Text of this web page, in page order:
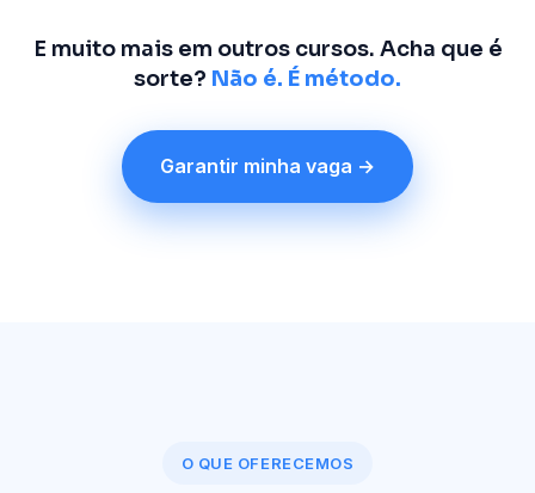
E muito mais em outros cursos. Acha que é
sorte? Não é. É método.
Garantir minha vaga →
O QUE OFERECEMOS